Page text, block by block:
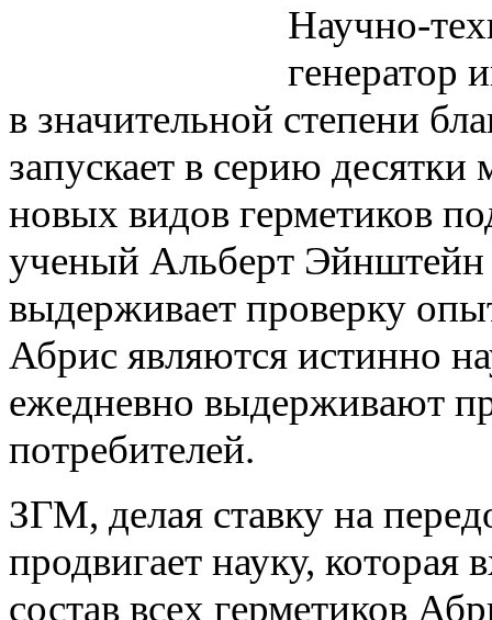
Научно-
генератор
в значительной степени
запускает в серию
новых видов герметиков
ученый Альберт Эйнштейн
выдерживает проверку
Абрис являются истинно
ежедневно выдерживают
потребителей.
ЗГМ, делая ставку на
продвигает науку,
состав всех герметиков